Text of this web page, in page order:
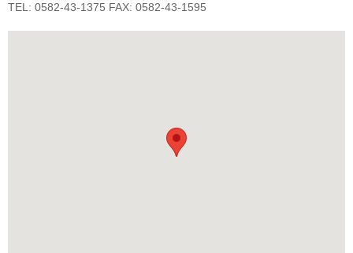
TEL: 0582-43-1375 FAX: 0582-43-1595